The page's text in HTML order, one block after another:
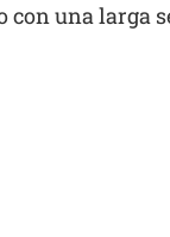
con una larga